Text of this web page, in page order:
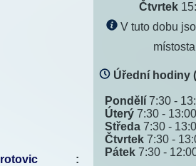
:
Čtvrtek
V tuto dobu
Úřední hodiny
Pondělí 7:30 -
Úterý 7:30 - 13:00
Středa 7:30 -
Čtvrtek 7:30 -
Pátek 7:30 -